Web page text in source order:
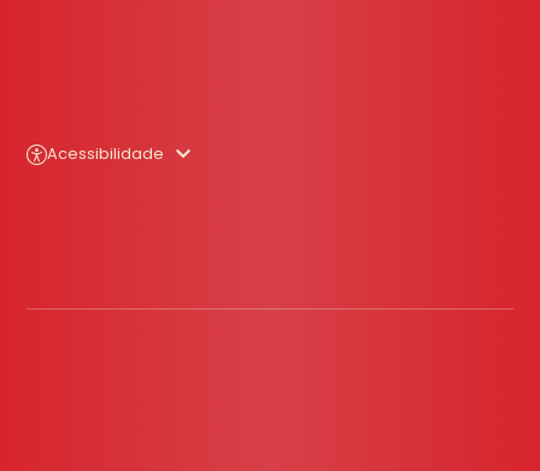
Acessibilidade